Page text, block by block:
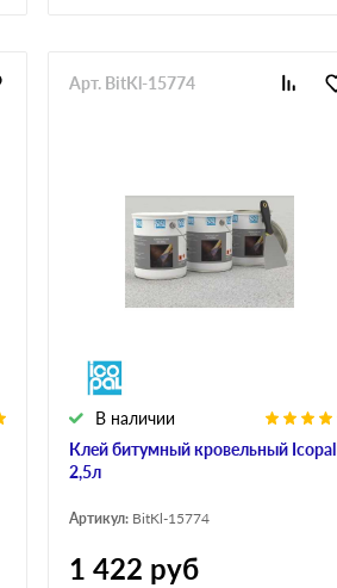
Клей битумный кровельный Icopal
2,5л
В наличии
Арт. BitKl-15774
Артикул: BitKl-15774
1 422 руб